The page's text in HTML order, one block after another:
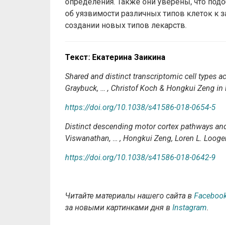
об уязвимости различных типов клеток к
создании новых типов лекарств.
Текст: Екатерина Заикина
Shared and distinct transcriptomic cell types
Graybuck, … , Christof Koch & Hongkui Zeng
https://doi.org/10.1038/s41586-018-0654-5
Distinct descending motor cortex pathways
Viswanathan, … , Hongkui Zeng, Loren L.
https://doi.org/10.1038/s41586-018-0642-9
Читайте материалы нашего сайта в
за новыми картинками дня в Instagram.